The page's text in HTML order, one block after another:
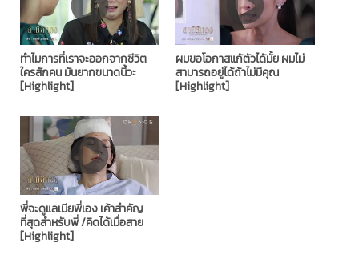
ทำไมการที่เราจะออกจากชีวิต
ใครสักคน มันยากขนาดนี้วะ
[Highlight]
ผมขอโอกาสแก้ตัวได้มั้ย ผมไม่
สามารถอยู่ได้ถ้าไม่มีคุณ
[Highlight]
พี่จะดูแลเมียพี่เอง เค้าสำคัญ
ที่สุดสำหรับพี่ /คิดได้เมื่อสาย
[Highlight]